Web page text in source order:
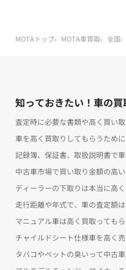
MOTAトップ MOTA車買取 全国
知っておきたい！車の
査定時に必要な書類や高く買い
車を高く買取りしてもらうため
記録簿、保証書、取扱説明書で
中古車市場で買い取り金額の高
ディーラーの下取りは本当に高
走行距離や年式で、車の査定額
マニュアル車は高く買取ってもら
チャイルドシート仕様車を高く
タバコやペットの臭いって中古